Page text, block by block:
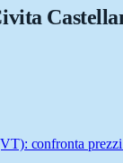
confronta